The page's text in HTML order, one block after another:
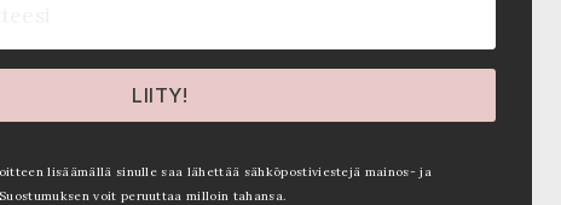
LIITY!
lisäämällä sinulle saa lähettää sähköpostiviestejä mainos- ja
voit peruuttaa milloin tahansa.